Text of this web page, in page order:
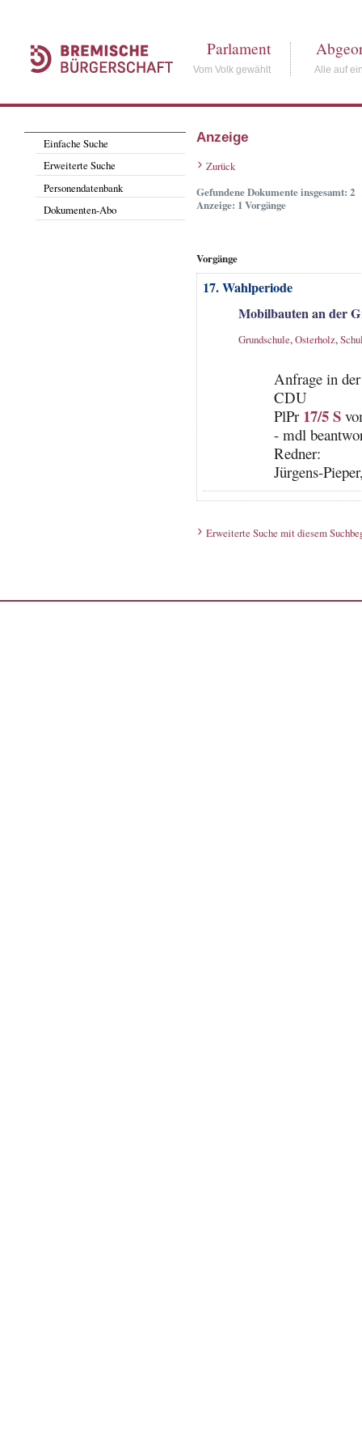
Parlament
Vom Volk gewählt Alle auf
Einfache Suche
Erweiterte Suche
Personendatenbank
Dokumenten-Abo
Anzeige
Zurück
Gefundene Dokumente insgesamt: 2
Anzeige: 1 Vorgänge
Vorgänge
17. Wahlperiode
Mobilbauten an der
Grundschule,Osterholz,
Anfrage in
CDU
PlPr 17/5 S
- mdl
Redner:
Jürgens-
Erweiterte Suche mit diesem